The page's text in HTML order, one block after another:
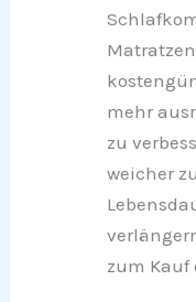
mehr
zu
weicher
zum Kauf